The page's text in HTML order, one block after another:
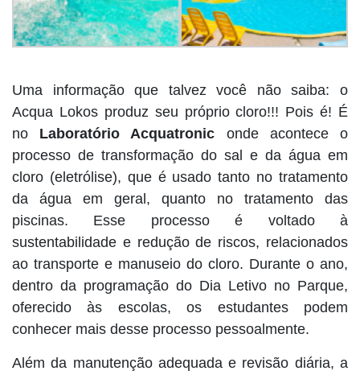
Uma informação que talvez você não saiba: o
Acqua Lokos produz seu próprio cloro!!! Pois é! É
no Laboratório Acquatronic onde acontece o
processo de transformação do sal e da água em
cloro (eletrólise), que é usado tanto no tratamento
da água em geral, quanto no tratamento das
piscinas. Esse processo é voltado à
sustentabilidade e redução de riscos, relacionados
ao transporte e manuseio do cloro. Durante o ano,
dentro da programação do Dia Letivo no Parque,
oferecido às escolas, os estudantes podem
conhecer mais desse processo pessoalmente.
Além da manutenção adequada e revisão diária, a